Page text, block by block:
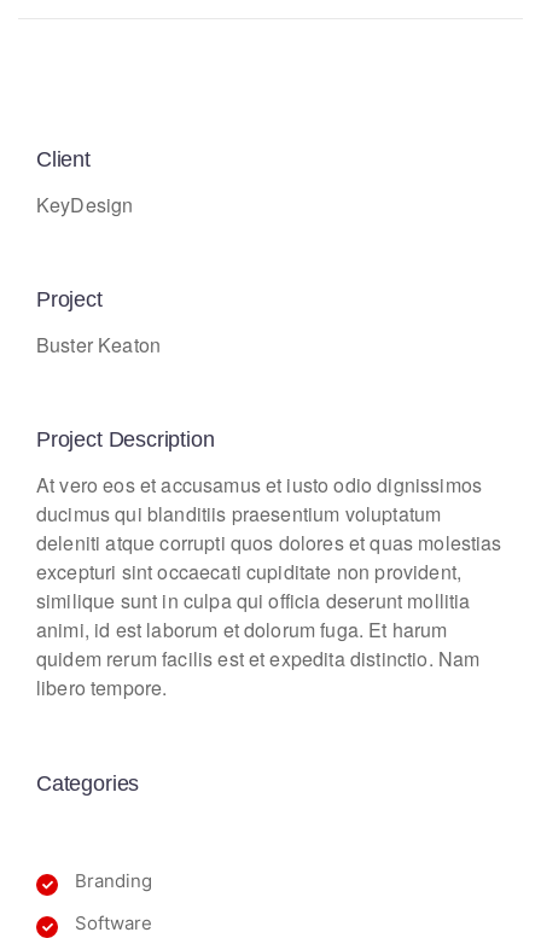
Client
KeyDesign
Project
Buster Keaton
Project Description
At vero eos et accusamus et iusto odio dignissimos
ducimus qui blanditiis praesentium voluptatum
deleniti atque corrupti quos dolores et quas molestias
excepturi sint occaecati cupiditate non provident,
similique sunt in culpa qui officia deserunt mollitia
animi, id est laborum et dolorum fuga. Et harum
quidem rerum facilis est et expedita distinctio. Nam
libero tempore.
Categories
Branding
Software